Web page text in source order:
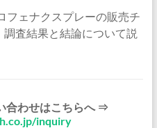
フェナクスプレーの販売チ
査結果と結論について説
合わせはこちらへ ⇒
inquiry